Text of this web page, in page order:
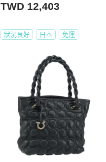
TWD 12,403
狀況良好 日本 免運